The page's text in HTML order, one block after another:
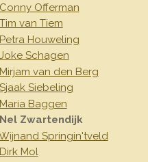
Conny Offerman
Tim van Tiem
Petra Houweling
Joke Schagen
Mirjam van den Berg
Sjaak Siebeling
Maria Baggen
Nel Zwartendijk
Springin'tveld
Dirk Mol